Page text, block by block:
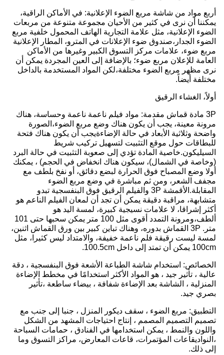
أربع مواد من شاشة مربع الضوء الإعلانية: في الأماكن الراقية،
يمكننا أن نرى في كثير من الأحيان مجموعة متنوعة من مربعات
الضوء الإعلانية، مثل علامة التجارية الهاتف المحمول خلفية مربع
الضوء الجدار،صندوق ضوء الإعلانات في المترو، المطار الإعلانية
مربع ضوء، علامات مركز التسوق الكبير وغيرها من الأماكن
العامة للإعلان مربع ضوء؛ بالإضافة إلى العين المجردة يمكن أن
نرى مظهر مربع الضوء مختلفة،لكن المواد المستخدمة بالداخل
مختلفة أيضاً.
أولاً، الغشاء الرقيق
3P مادة قماش مقدمة: مواد فيلم ناعمة ناعمة وحساسة، هناك
مرونة معينة، يجب أن يكون هناك وضع مربع الضوء،الصورة
واضحة وثلاثية الأبعاد في حالة الإضاءةيجب أن يكون هناك فتحة
للبطاقات حول موقع التثبيت لتسهيل تركيب شريط
السيليكون.خاصية المادة تؤدي إلى صعوبة التثبيت في حالة البرد
(وخاصة في الشمال)، سيكون هناك انخفاض في الحجم) ، يمكنك
أولا وضع المصباح فوق الحرارة لبضع دقائق، أو نفخ بلطف مع
مجفف الشعر، ومن ثم مباشرة في وضع مربع الضوء
المقابلة.الأقمشة 3P والفيلم الرقيق فوق البنفسجية تبدو
متشابهة، مراقبة دقيقة يمكن أن تجد أن لمعان الفيلم الناعم هو
أكثر إشراقا، لا علامات نسيجية كبيرة، لمسة اليد هو
ألطف،ومرونة التمدد أقوى مثل 100 متر يمكن سحبها حتى 101
متر. 3P القماش بدوره، وهناك تباين كبير بين ورق القماش اثنين،
لمسة ليست رقيقة فلم ناعمة خفيفة، والامتداد ليس كثيرا، مثل
100cm يمكن أن تمتد إلى داخل 100.5cm.
الخصائص: استخدام شاشة الطباعة الأشعة فوق البنفسجية ، دقة
عالية ، تأثير جيد ، هو المواد الأكثر استخدامًا في مخطط الإضاءة
المنزلية ، الشاشة بعد الإضاءة شفافة ، بيضاء ساطعة ،تأثير
بصري جيد.
التطبيق: مربع الضوء ، سقف ديكور المنزل ، جنبا إلى جنب مع
تصميم التصميم المصمم ، إنتاج احتياجات المشهد من الشكل
واللون والنمط ، يمكن استخدامها في الفنادق ، حمامات السباحة
،النواديقاعات المؤتمرات، قاعات المعارض، مراكز التسوق وما
إلى ذلك.